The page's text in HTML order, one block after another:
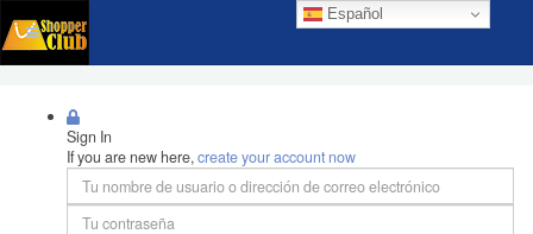
Español
Sign In
If you are new here,create your account now